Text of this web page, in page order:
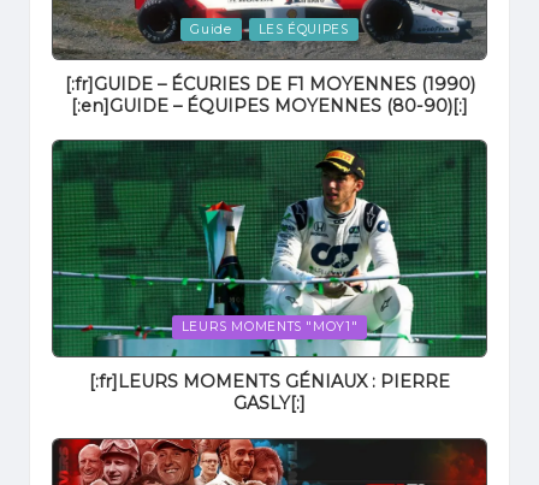
Posted
in
Guide LES ÉQUIPES
[:fr]GUIDE – ÉCURIES DE F1 MOYENNES (1990)
[:en]GUIDE – ÉQUIPES MOYENNES (80-90)[:]
Posted
LEURS MOMENTS "MOY1"
[:fr]LEURS MOMENTS GÉNIAUX : PIERRE
GASLY[:]